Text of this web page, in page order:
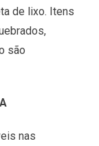
de lixo. Itens
são
nas